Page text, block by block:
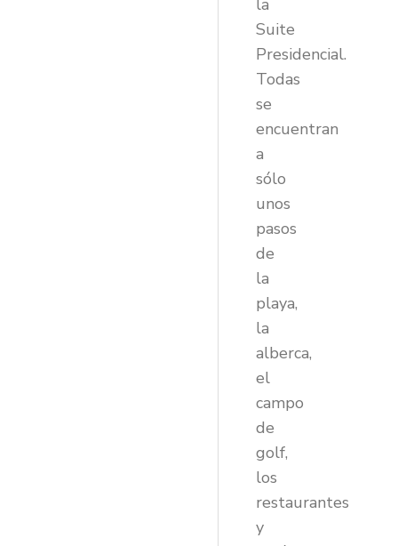
la
Suite
Presidencial.
Todas
se
encuentran
a
sólo
unos
pasos
de
la
playa,
la
alberca,
el
campo
de
golf,
los
restaurantes
y